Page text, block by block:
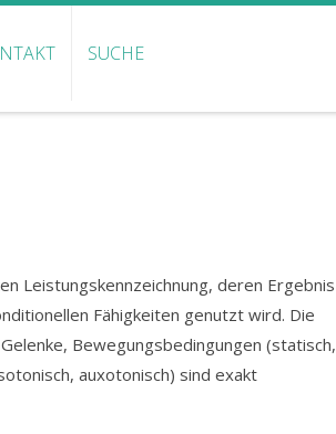
SUCHE
Leistungskennzeichnung, deren Ergebnis
Fähigkeiten genutzt wird. Die
Bewegungsbedingungen (statisch,
auxotonisch) sind exakt